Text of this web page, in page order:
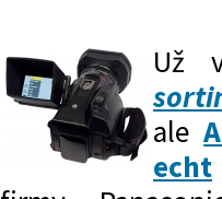
Už
ale
echt